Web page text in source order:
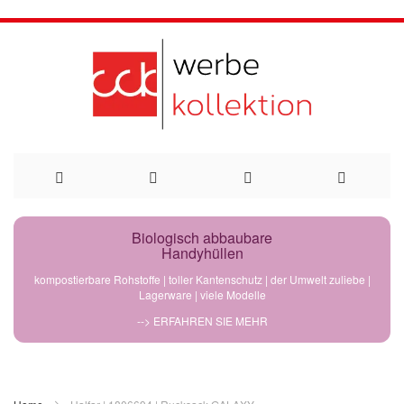
Direkt
Biologisch abbaubare
Handyhüllen
kompostierbare Rohstoffe | toller Kantenschutz | der Umwelt zuliebe |
Lagerware | viele Modelle
--> ERFAHREN SIE MEHR